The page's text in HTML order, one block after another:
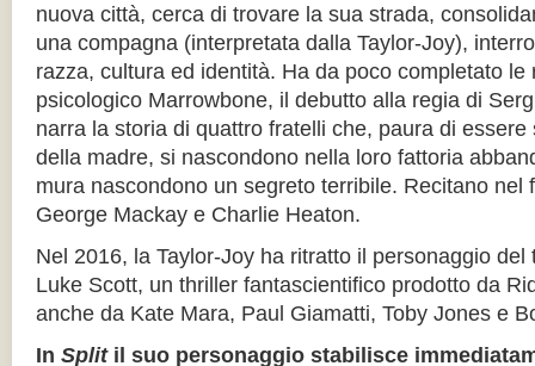
nuova città, cerca di trovare la sua strada,
una compagna (interpretata dalla Taylor-Joy),
razza, cultura ed identità. Ha da poco completato le
psicologico Marrowbone, il debutto alla regia di
narra la storia di quattro fratelli che, paura di
della madre, si nascondono nella loro fattoria
mura nascondono un segreto terribile. Recitano nel
George Mackay e Charlie Heaton.
Nel 2016, la Taylor-Joy ha ritratto il personaggio del
Luke Scott, un thriller fantascientifico prodotto da
anche da Kate Mara, Paul Giamatti, Toby Jones e
In Split il suo personaggio stabilisce